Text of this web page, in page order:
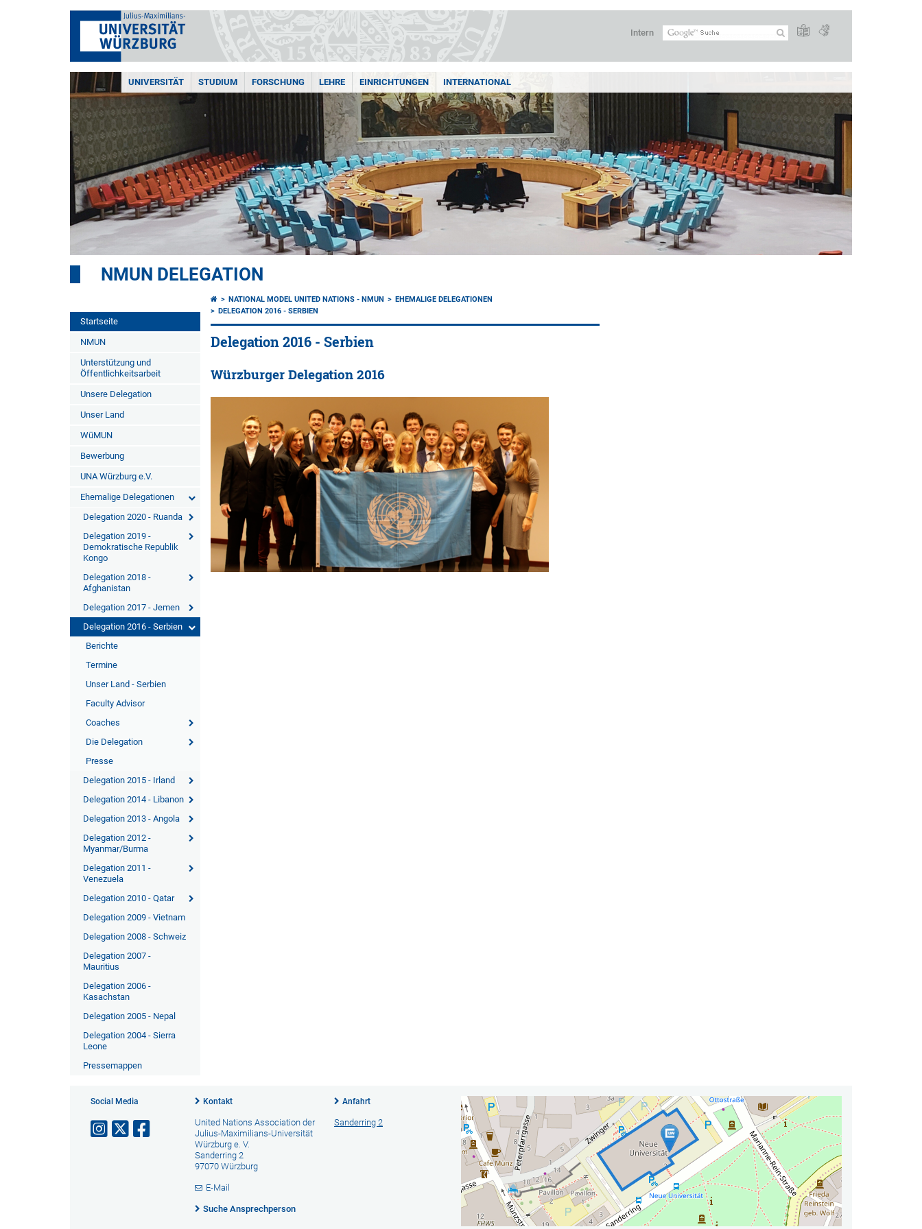
Intern
UNIVERSITÄT STUDIUM FORSCHUNG LEHRE EINRICHTUNGEN INTERNATIONAL
NMUN DELEGATION
Startseite
NMUN
Unterstützung und
Öffentlichkeitsarbeit
Unsere Delegation
Unser Land
WüMUN
Bewerbung
UNA Würzburg e.V.
Ehemalige Delegationen
Delegation 2020 - Ruanda
Delegation 2019 -
Demokratische Republik
Kongo
Delegation 2018 -
Afghanistan
Delegation 2017 - Jemen
Delegation 2016 - Serbien
Berichte
Termine
Unser Land - Serbien
Faculty Advisor
Coaches
Die Delegation
Presse
Delegation 2015 - Irland
Delegation 2014 - Libanon
Delegation 2013 - Angola
Delegation 2012 -
Myanmar/Burma
Delegation 2011 -
Venezuela
Delegation 2010 - Qatar
Delegation 2009 - Vietnam
Delegation 2008 - Schweiz
Delegation 2007 -
Mauritius
Delegation 2006 -
Kasachstan
Delegation 2005 - Nepal
Delegation 2004 - Sierra
Leone
Pressemappen
NATIONAL MODEL UNITED NATIONS - NMUN
EHEMALIGE DELEGATIONEN
DELEGATION 2016 - SERBIEN
Delegation 2016 - Serbien
Würzburger Delegation 2016
Social Media Kontakt
United Nations Association der
Julius-Maximilians-Universität
Würzburg e. V.
Sanderring 2
97070 Würzburg
E-Mail
Suche Ansprechperson
Anfahrt
Sanderring 2